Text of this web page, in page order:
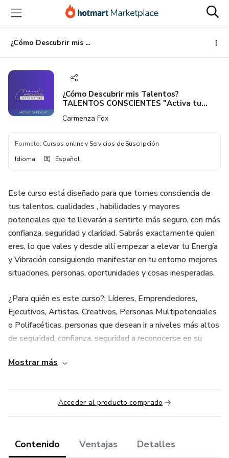
principal
página
de
página
¿Cómo Descubrir mis Talentos? TALENTOS CONSCIENTES "Activa tu Poder"
¿Cómo Descubrir mis Talentos?
TALENTOS CONSCIENTES "Activa tu
Carmenza Fox
Formato: Cursos online y Servicios de Suscripción
Idioma: Español
Este curso está diseñado para que tomes consciencia de
tus talentos, cualidades , habilidades y mayores
potenciales que te llevarán a sentirte más seguro, con más
confianza, seguridad y claridad. Sabrás exactamente quien
eres, lo que vales y desde allí empezar a elevar tu Energía
y Vibración consiguiendo manifestar en tu entorno mejores
situaciones, personas, oportunidades y cosas inesperadas.
¿Para quién es este curso?: Líderes, Emprendedores,
Ejecutivos, Artistas, Creativos, Personas Multipotenciales
o Polifacéticas, personas que desean ir a niveles más altos
de seguridad, confianza, seguridad a reconocerse en su
proyecto o aprender a CREER EN ELLOS MISMOS.
Algunos puntos que te pueden conectar: / ¿COMO TE
TRANSFORMARÁ ESTE CURSO?
son tus talentos y mayores potenciales...
Mostrar más
Acceder al producto comprado
Contenido Ventajas Detalles